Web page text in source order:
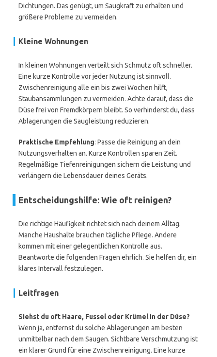
Dichtungen. Das genügt, um Saugkraft zu erhalten und
größere Probleme zu vermeiden.
Kleine Wohnungen
In kleinen Wohnungen verteilt sich Schmutz oft schneller.
Eine kurze Kontrolle vor jeder Nutzung ist sinnvoll.
Zwischenreinigung alle ein bis zwei Wochen hilft,
Staubansammlungen zu vermeiden. Achte darauf, dass die
Düse frei von Fremdkörpern bleibt. So verhinderst du, dass
Ablagerungen die Saugleistung reduzieren.
Praktische Empfehlung: Passe die Reinigung an dein
Nutzungsverhalten an. Kurze Kontrollen sparen Zeit.
Regelmäßige Tiefenreinigungen sichern die Leistung und
verlängern die Lebensdauer deines Geräts.
Entscheidungshilfe: Wie oft reinigen?
Die richtige Häufigkeit richtet sich nach deinem Alltag.
Manche Haushalte brauchen tägliche Pflege. Andere
kommen mit einer gelegentlichen Kontrolle aus.
Beantworte die folgenden Fragen ehrlich. Sie helfen dir, ein
klares Intervall festzulegen.
Leitfragen
Siehst du oft Haare, Fussel oder Krümel in der Düse?
Wenn ja, entfernst du solche Ablagerungen am besten
unmittelbar nach dem Saugen. Sichtbare Verschmutzung ist
ein klarer Grund für eine Zwischenreinigung. Eine kurze